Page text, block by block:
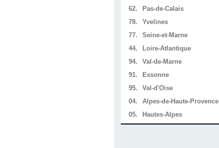
62.
Pas-de-Calais
78.
Yvelines
77.
Seine-et-Marne
44.
Loire-Atlantique
94.
Val-de-Marne
91.
Essonne
95.
Val-d'Oise
04.
Alpes-de-Haute-Provence
05.
Hautes-Alpes